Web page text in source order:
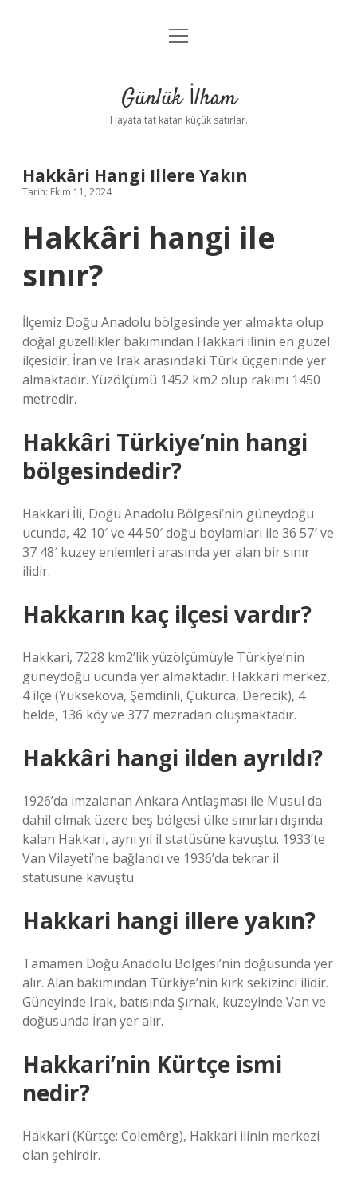
Anasayfa
Yasal Uyarı
menüyü
Günlük İlham
Hayata tat katan küçük satırlar.
Hakkâri Hangi Illere Yakın
Tarih: Ekim 11, 2024
Hakkâri hangi ile
sınır?
İlçemiz Doğu Anadolu bölgesinde yer almakta olup
doğal güzellikler bakımından Hakkari ilinin en güzel
ilçesidir. İran ve Irak arasındaki Türk üçgeninde yer
almaktadır. Yüzölçümü 1452 km2 olup rakımı 1450
metredir.
Hakkâri Türkiye’nin hangi
bölgesindedir?
Hakkari İli, Doğu Anadolu Bölgesi’nin güneydoğu
ucunda, 42 10′ ve 44 50′ doğu boylamları ile 36 57′ ve
37 48′ kuzey enlemleri arasında yer alan bir sınır
ilidir.
Hakkarın kaç ilçesi vardır?
Hakkari, 7228 km2’lik yüzölçümüyle Türkiye’nin
güneydoğu ucunda yer almaktadır. Hakkari merkez,
4 ilçe (Yüksekova, Şemdinli, Çukurca, Derecik), 4
belde, 136 köy ve 377 mezradan oluşmaktadır.
Hakkâri hangi ilden ayrıldı?
1926’da imzalanan Ankara Antlaşması ile Musul da
dahil olmak üzere beş bölgesi ülke sınırları dışında
kalan Hakkari, aynı yıl il statüsüne kavuştu. 1933’te
Van Vilayeti’ne bağlandı ve 1936’da tekrar il
statüsüne kavuştu.
Hakkari hangi illere yakın?
Tamamen Doğu Anadolu Bölgesi’nin doğusunda yer
alır. Alan bakımından Türkiye’nin kırk sekizinci ilidir.
Güneyinde Irak, batısında Şırnak, kuzeyinde Van ve
doğusunda İran yer alır.
Hakkari’nin Kürtçe ismi
nedir?
Hakkari (Kürtçe: Colemêrg), Hakkari ilinin merkezi
olan şehirdir.